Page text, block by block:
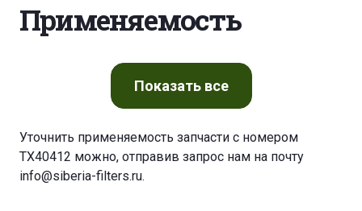
Применяемость
Показатьвсе
Уточнить применяемость запчасти с номером
TX40412 можно, отправив запрос нам на почту
info@siberia-filters.ru.